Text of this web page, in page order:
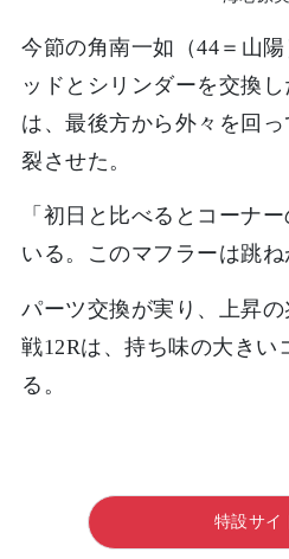
今節の角南一如（44＝山
ッドとシリンダーを交換
は、最後方から外々を回
裂させた。
「初日と比べるとコーナ
いる。このマフラーは跳ね
パーツ交換が実り、上昇
戦12Rは、持ち味の大きい
る。
特設サイ